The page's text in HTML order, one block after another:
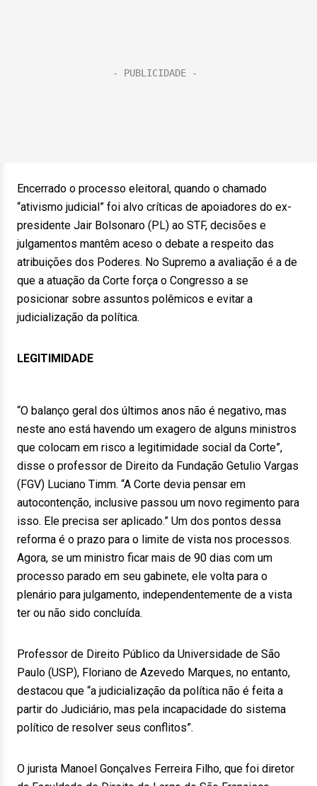
Encerrado o processo eleitoral, quando o chamado
“ativismo judicial” foi alvo críticas de apoiadores do ex-
presidente Jair Bolsonaro (PL) ao STF, decisões e
julgamentos mantêm aceso o debate a respeito das
atribuições dos Poderes. No Supremo a avaliação é a de
que a atuação da Corte força o Congresso a se
posicionar sobre assuntos polêmicos e evitar a
judicialização da política.
LEGITIMIDADE
“O balanço geral dos últimos anos não é negativo, mas
neste ano está havendo um exagero de alguns ministros
que colocam em risco a legitimidade social da Corte”,
disse o professor de Direito da Fundação Getulio Vargas
(FGV) Luciano Timm. “A Corte devia pensar em
autocontenção, inclusive passou um novo regimento para
isso. Ele precisa ser aplicado.” Um dos pontos dessa
reforma é o prazo para o limite de vista nos processos.
Agora, se um ministro ficar mais de 90 dias com um
processo parado em seu gabinete, ele volta para o
plenário para julgamento, independentemente de a vista
ter ou não sido concluída.
Professor de Direito Público da Universidade de São
Paulo (USP), Floriano de Azevedo Marques, no entanto,
destacou que “a judicialização da política não é feita a
partir do Judiciário, mas pela incapacidade do sistema
político de resolver seus conflitos”.
O jurista Manoel Gonçalves Ferreira Filho, que foi diretor